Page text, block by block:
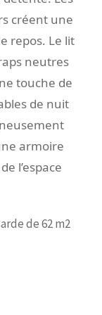
créent une
repos. Le lit
neutres
touche de
de nuit
armoire
l’espace